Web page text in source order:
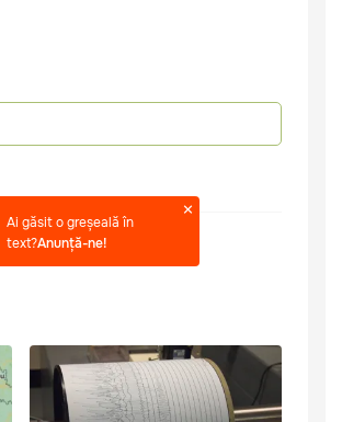
Ai găsit o greșeală în
text?Anunță-ne!